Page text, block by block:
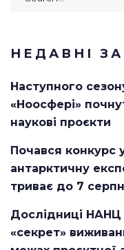
НЕДАВНІ
Наступного
«Ноосфері»
наукові проєкти
Почався конкурс
антарктичну
триває до 7
Дослідниці НАНЦ
«секрет»